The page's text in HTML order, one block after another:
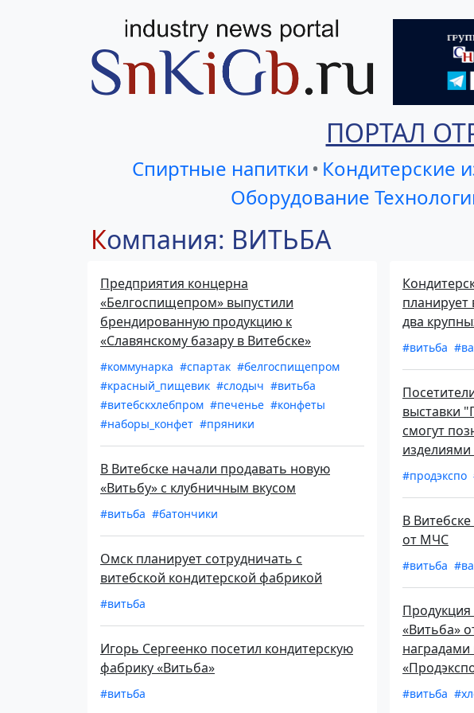
ПОРТАЛ
Спиртные напитки • Кондитерские
Оборудование
Компания: ВИТЬБА
Предприятия концерна
«Белгоспищепром» выпустили
брендированную продукцию к
«Славянскому базару в Витебске»
#коммунарка #спартак #белгоспищепром
#красный_пищевик #слодыч #витьба
#витебскхлебпром #печенье #конфеты
#наборы_конфет #пряники
В Витебске начали продавать новую
«Витьбу» с клубничным вкусом
#витьба #батончики
Омск планирует сотрудничать с
витебской кондитерской фабрикой
#витьба
Игорь Сергеенко посетил кондитерскую
фабрику «Витьба»
#витьба
планирует
два
#витьба
выставки
смогут
#продэкспо
В
от МЧС
#витьба
«Витьба»
#витьба